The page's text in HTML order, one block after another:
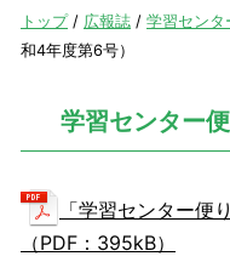
現
在
トップ/ 広報誌 / 学習センタ
和4年度第6号）
学習センター
「学習センター便
（PDF：395kB）